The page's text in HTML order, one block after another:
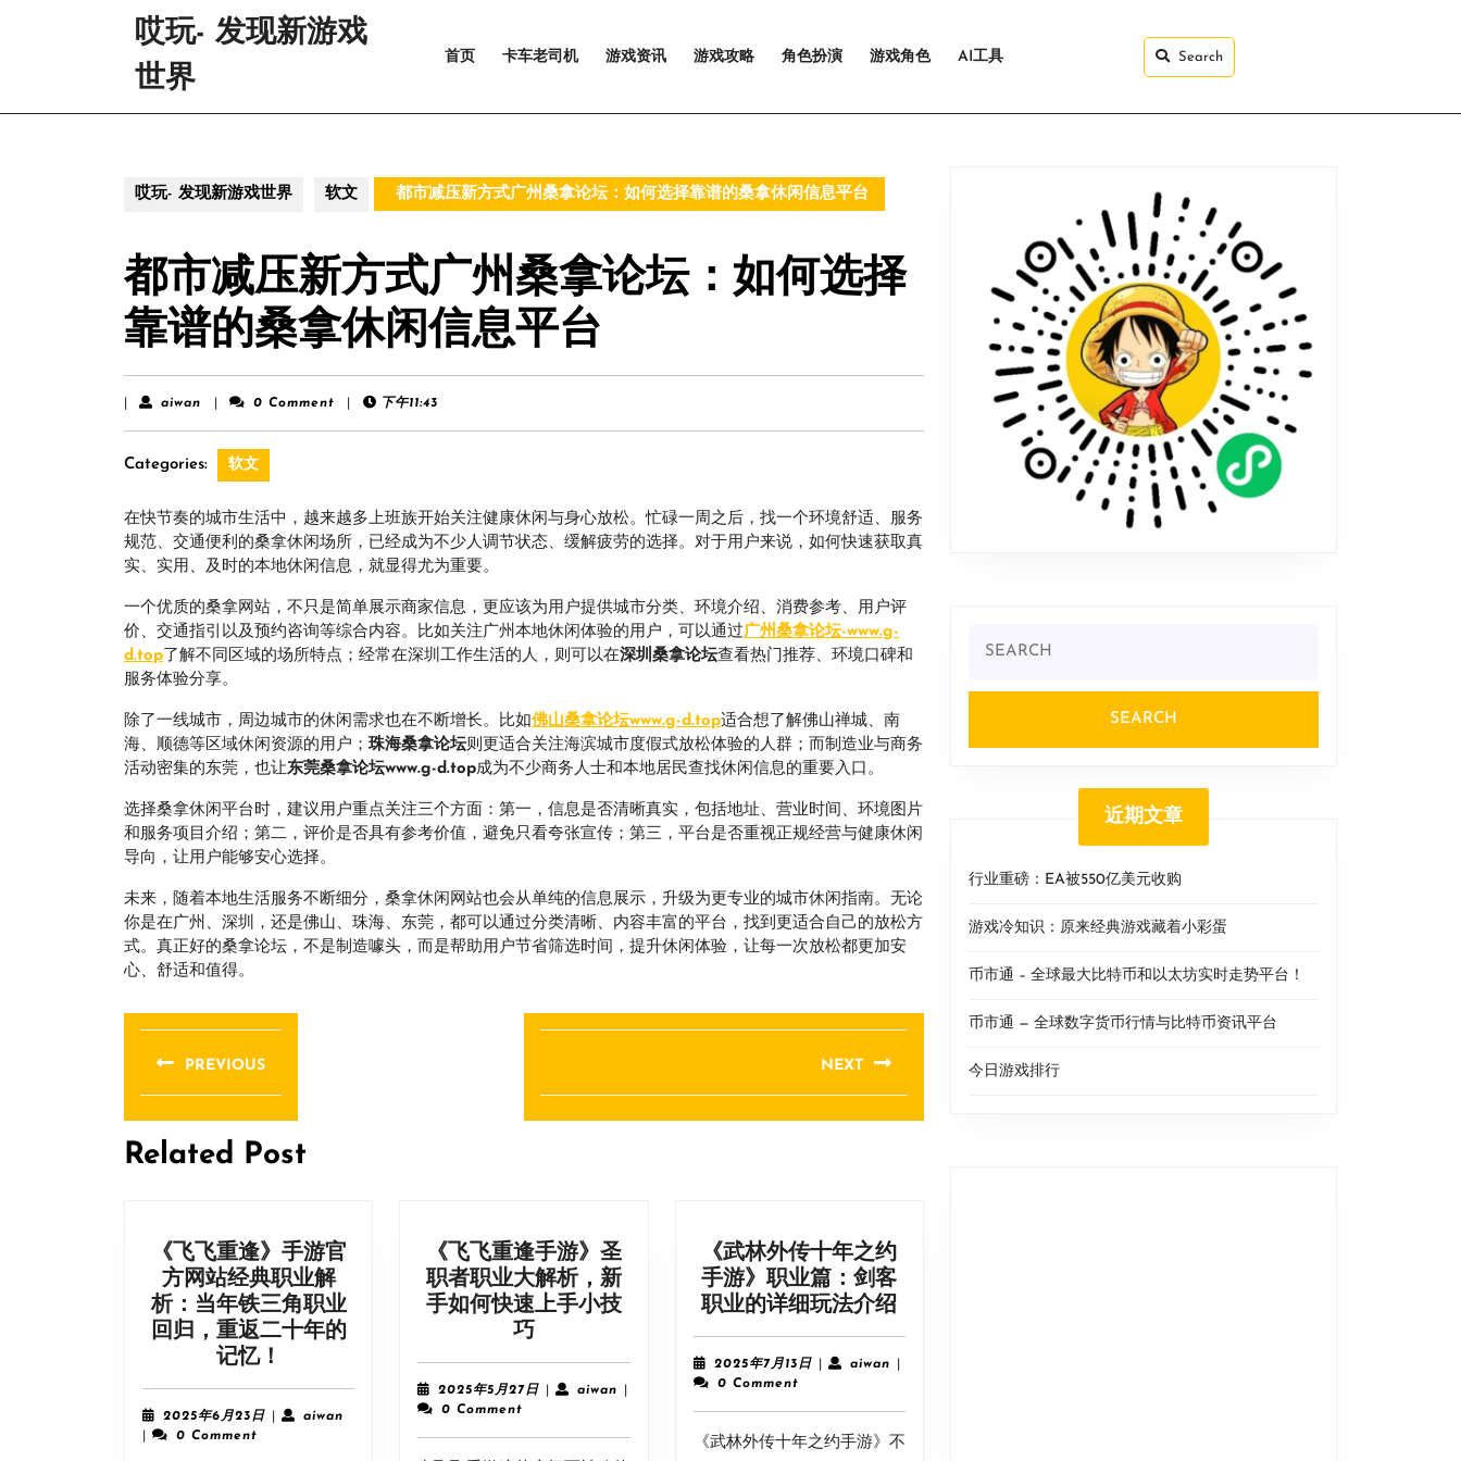
哎玩- 发现新游戏
世界
首页 卡车老司机 游戏资讯 游戏攻略 角色扮演 游戏角色 AI工具 Search
哎玩- 发现新游戏世界 软文 都市减压新方式广州桑拿论坛：如何选择靠谱的桑拿休闲信息平台
都市减压新方式广州桑拿论坛：如何选择
靠谱的桑拿休闲信息平台
aiwan aiwan 0 Comment 下午11:43
Categories: 软文
在快节奏的城市生活中，越来越多上班族开始关注健康休闲与身心放松。忙碌一周之后，找一个环境舒适、服务
规范、交通便利的桑拿休闲场所，已经成为不少人调节状态、缓解疲劳的选择。对于用户来说，如何快速获取真
实、实用、及时的本地休闲信息，就显得尤为重要。
一个优质的桑拿网站，不只是简单展示商家信息，更应该为用户提供城市分类、环境介绍、消费参考、用户评
价、交通指引以及预约咨询等综合内容。比如关注广州本地休闲体验的用户，可以通过广州桑拿论坛-www.g-
d.top 了解不同区域的场所特点；经常在深圳工作生活的人，则可以在深圳桑拿论坛查看热门推荐、环境口碑和
服务体验分享。
除了一线城市，周边城市的休闲需求也在不断增长。比如佛山桑拿论坛www.g-d.top适合想了解佛山禅城、南
海、顺德等区域休闲资源的用户； 珠海桑拿论坛则更适合关注海滨城市度假式放松体验的人群；而制造业与商务
活动密集的东莞，也让东莞桑拿论坛www.g-d.top成为不少商务人士和本地居民查找休闲信息的重要入口。
选择桑拿休闲平台时，建议用户重点关注三个方面：第一，信息是否清晰真实，包括地址、营业时间、环境图片
和服务项目介绍；第二，评价是否具有参考价值，避免只看夸张宣传；第三，平台是否重视正规经营与健康休闲
导向，让用户能够安心选择。
未来，随着本地生活服务不断细分，桑拿休闲网站也会从单纯的信息展示，升级为更专业的城市休闲指南。无论
你是在广州、深圳，还是佛山、珠海、东莞，都可以通过分类清晰、内容丰富的平台，找到更适合自己的放松方
式。真正好的桑拿论坛，不是制造噱头，而是帮助用户节省筛选时间，提升休闲体验，让每一次放松都更加安
心、舒适和值得。
文
章
导
航
PREVIOUS
post:
NEXT
post:
Related Post
《飞飞重逢》手游官
方网站经典职业解
析：当年铁三角职业
回归，重返二十年的
记忆！
重
2025年6月23日2025
aiwanaiwan
0 Comment
《飞飞重逢手游》圣
职者职业大解析，新
手如何快速上手小技
巧《飞
重
手
2025年5月27日2025
aiwan aiwan
0 Comment
《武林外传十年之约
手游》职业篇：剑客
职业的详细玩法介绍《武
外
十
年
2025年7月13日2025
13
aiwanaiwan
0 Comment
《武林外传十年之约手游》不
for:
近期文章
行业重磅：EA被550亿美元收购
游戏冷知识：原来经典游戏藏着小彩蛋
币市通 – 全球最大比特币和以太坊实时走势平台！
币市通 — 全球数字货币行情与比特币资讯平台
今日游戏排行